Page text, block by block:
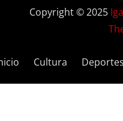
Copyright © 2025
Cultura Deportes